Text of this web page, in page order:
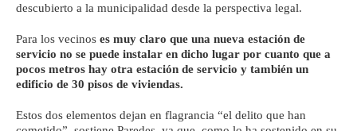
descubierto a la municipalidad desde la perspectiva legal.
Para los vecinos es muy claro que una nueva estación de
servicio no se puede instalar en dicho lugar por cuanto que a
pocos metros hay otra estación de servicio y también un
edificio de 30 pisos de viviendas.
Estos dos elementos dejan en flagrancia “el delito que han